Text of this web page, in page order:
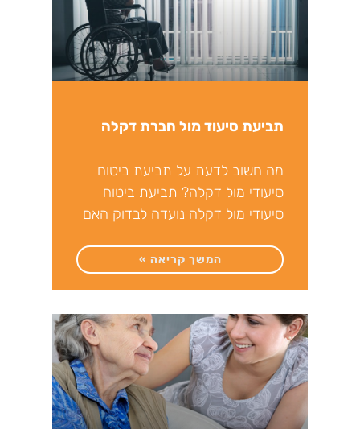
תביעת סיעוד מול חברת דקלה
מה חשוב לדעת על תביעת ביטוח
סיעודי מול דקלה? תביעת ביטוח
סיעודי מול דקלה נועדה לבדוק האם
המשך קריאה »